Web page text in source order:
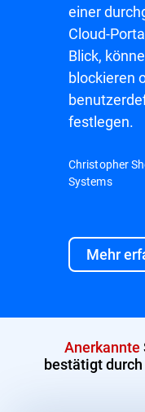
einer
Cloud-
Blick,
blockieren
festlegen.
Christopher
Systems
Mehr
Anerkannte
bestätigt